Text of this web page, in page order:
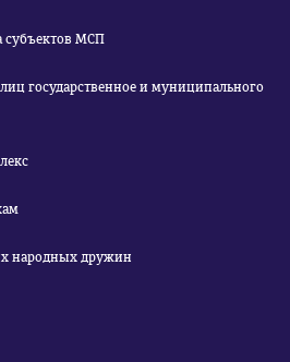
субъектов МСП
государственное и муниципального
народных дружин